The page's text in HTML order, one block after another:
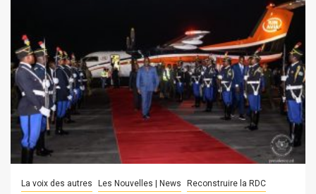
La voix des autres Les Nouvelles | News Reconstruire la RDC